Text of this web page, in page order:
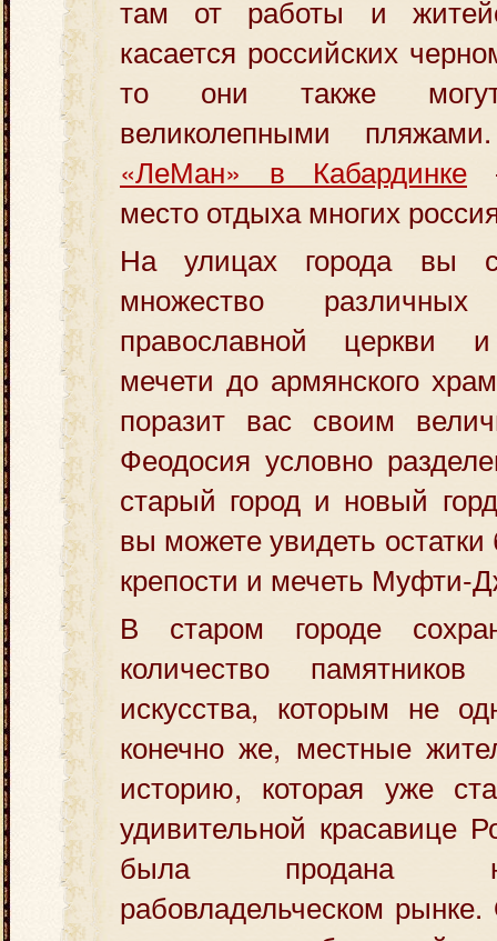
там от работы и
касается российских
то они также могут
великолепными
«ЛеМан» в Кабардинке
место отдыха многих
На улицах города вы
множество
православной церкви
мечети до армянского
поразит вас своим
Феодосия условно
старый город и новый
вы можете увидеть
крепости и мечеть Муфти-
В старом городе
количество
искусства, которым не
конечно же, местные
историю, которая уже
удивительной красавице
была продана
рабовладельческом